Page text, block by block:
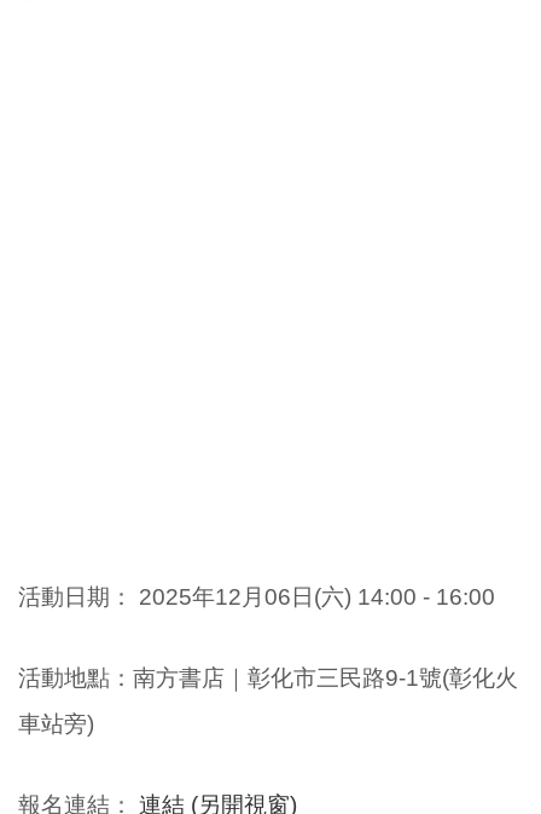
活動日期： 2025年12月06日(六) 14:00 - 16:00
活動地點 ： 南方書店
彰化市三民路9-1號(彰化火
車站旁)
報名連結 ： 連結 (另開視窗)